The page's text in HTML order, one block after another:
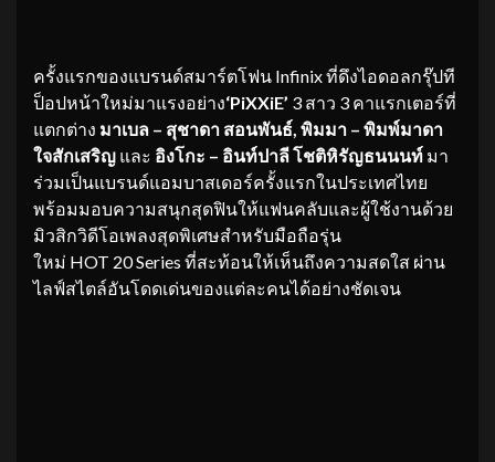
ครั้งแรกของแบรนด์สมาร์ตโฟน Infinix ที่ดึงไอดอลกรุ๊ปที
ป็อปหน้าใหม่มาแรงอย่าง‘PiXXiE’ 3 สาว 3 คาแรกเตอร์ที่
แตกต่าง มาเบล – สุชาดา สอนพันธ์ พิมมา – พิมพ์มาดา
ใจสักเสริญ และ อิงโกะ – อินท์ปาลี โชติหิรัญธนนนท์ มา
ร่วมเป็นแบรนด์แอมบาสเดอร์ครั้งแรกในประเทศไทย
พร้อมมอบความสนุกสุดฟินให้แฟนคลับและผู้ใช้งานด้วย
มิวสิกวิดีโอเพลงสุดพิเศษสำหรับมือถือรุ่น
ใหม่ HOT 20 Series ที่สะท้อนให้เห็นถึงความสดใส ผ่าน
ไลฟ์สไตล์อันโดดเด่นของแต่ละคนได้อย่างชัดเจน